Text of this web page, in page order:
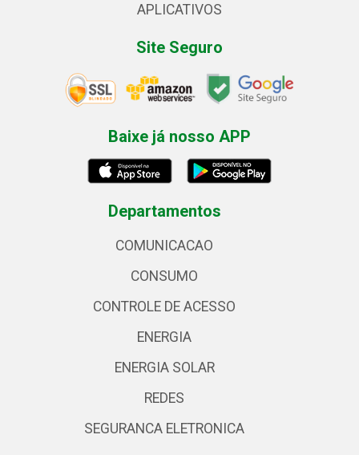
APLICATIVOS
Site Seguro
Baixe já nosso APP
Departamentos
COMUNICACAO
CONSUMO
CONTROLE DE ACESSO
ENERGIA
ENERGIA SOLAR
REDES
SEGURANCA ELETRONICA